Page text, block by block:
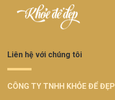
Liên hệ với chúng tôi
CÔNG TY TNHH KHỎE ĐỂ ĐẸP